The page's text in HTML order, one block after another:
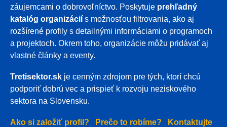
záujemcami o dobrovoľníctvo. Poskytuje prehľadný
katalóg organizácií s možnosťou filtrovania, ako aj
rozšírené profily s detailnými informáciami o programoch
a projektoch. Okrem toho, organizácie môžu pridávať aj
vlastné články a eventy.
Tretisektor.sk je cenným zdrojom pre tých, ktorí chcú
podporiť dobrú vec a prispieť k rozvoju neziskového
sektora na Slovensku.
Ako si založiť profil? Prečo to robíme? Kontaktujte